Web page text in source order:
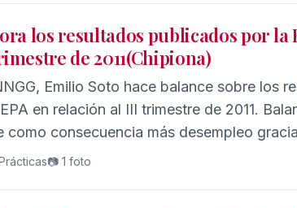
los resultados publicados por la
de 2011(Chipiona)
Emilio Soto hace balance sobre los
en relación al III trimestre de 2011.
como consecuencia más desempleo
de empleo del PSOE aumentan un
📷 1 foto